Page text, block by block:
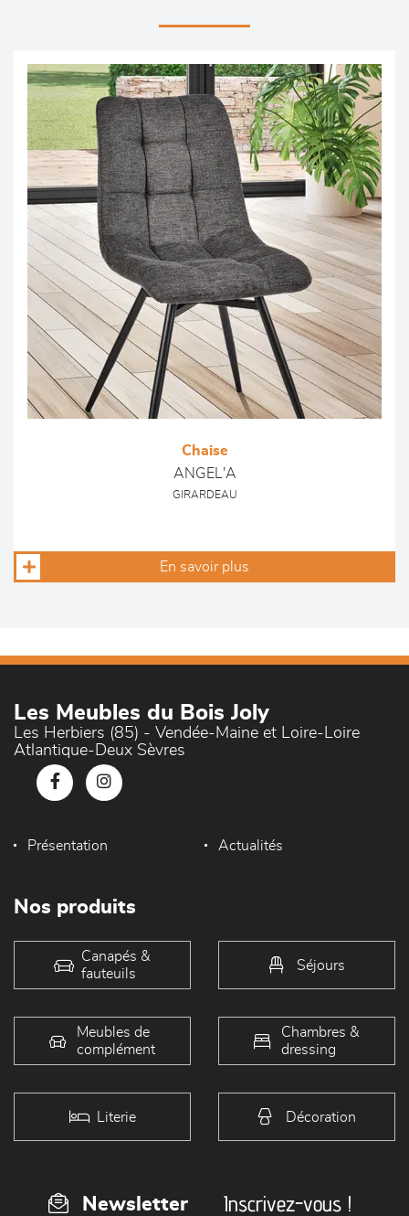
Chaise
ANGEL'A
GIRARDEAU
En savoir plus
Les Meubles du Bois Joly
Les Herbiers (85) - Vendée-Maine et Loire-Loire
Atlantique-Deux Sèvres
Présentation Actualités
Nos produits
Canapés &
fauteuils
Séjours
Meubles de
complément
Chambres &
dressing
Literie Décoration
Newsletter Inscrivez-vous !